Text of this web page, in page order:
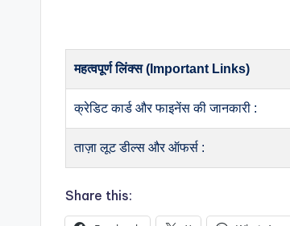
महत्वपूर्ण लिंक्स (Important Links)
क्रेडिट कार्ड और फाइनेंस की जानकारी :
ताज़ा लूट डील्स और ऑफर्स :
Share this: